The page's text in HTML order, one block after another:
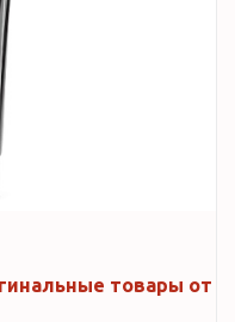
товары от